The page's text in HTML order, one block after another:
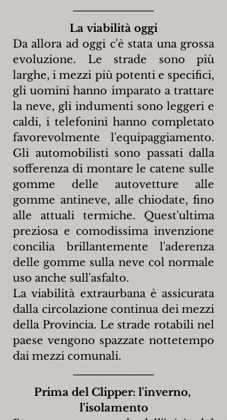
La viabilità oggi
Da allora ad oggi c'è stata una grossa
evoluzione. Le strade sono più
larghe, i mezzi più potenti e specifici,
gli uomini hanno imparato a trattare
la neve, gli indumenti sono leggeri e
caldi, i telefonini hanno completato
favorevolmente l'equipaggiamento.
Gli automobilisti sono passati dalla
sofferenza di montare le catene sulle
gomme delle autovetture alle
gomme antineve, alle chiodate, fino
alle attuali termiche. Quest'ultima
preziosa e comodissima invenzione
concilia brillantemente l'aderenza
delle gomme sulla neve col normale
uso anche sull'asfalto.
La viabilità extraurbana è assicurata
dalla circolazione continua dei mezzi
della Provincia. Le strade rotabili nel
paese vengono spazzate nottetempo
dai mezzi comunali.
Prima del Clipper: l'inverno,
l'isolamento